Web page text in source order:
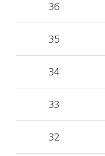
36
35
34
33
32